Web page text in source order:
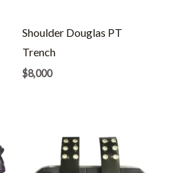
Shoulder Douglas PT
Trench
$8,000